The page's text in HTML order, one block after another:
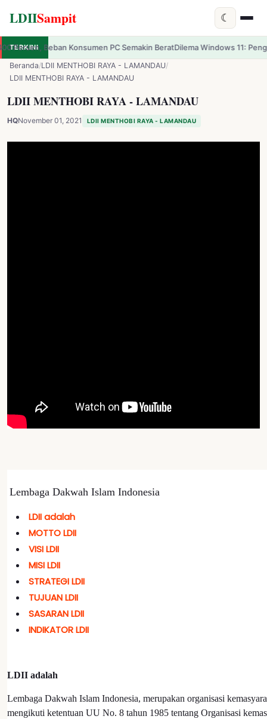
LDIISampit ☾
LDIISampit ✕
TERKINI
PC Semakin BeratDilema Windows 11: Pengguna Keluhkan Crash
Beranda/LDII MENTHOBI RAYA - LAMANDAU/
LDII MENTHOBI RAYA - LAMANDAU
LDII MENTHOBI RAYA - LAMANDAU
HQNovember 01, 2021 LDII MENTHOBI RAYA - LAMANDAU
Lembaga Dakwah Islam Indonesia
LDII adalah
MOTTO LDII
VISI LDII
MISI LDII
STRATEGI LDII
TUJUAN LDII
SASARAN LDII
INDIKATOR LDII
LDII adalah
Lembaga Dakwah Islam Indonesia, merupakan organisasi
mengikuti ketentuan UU No. 8 tahun 1985 tentang Organisasi